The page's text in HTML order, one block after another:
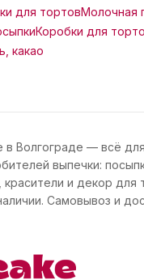
для тортовМолочная
Коробки для
какао
в Волгограде — всё
выпечки:
и декор для
Самовывоз и